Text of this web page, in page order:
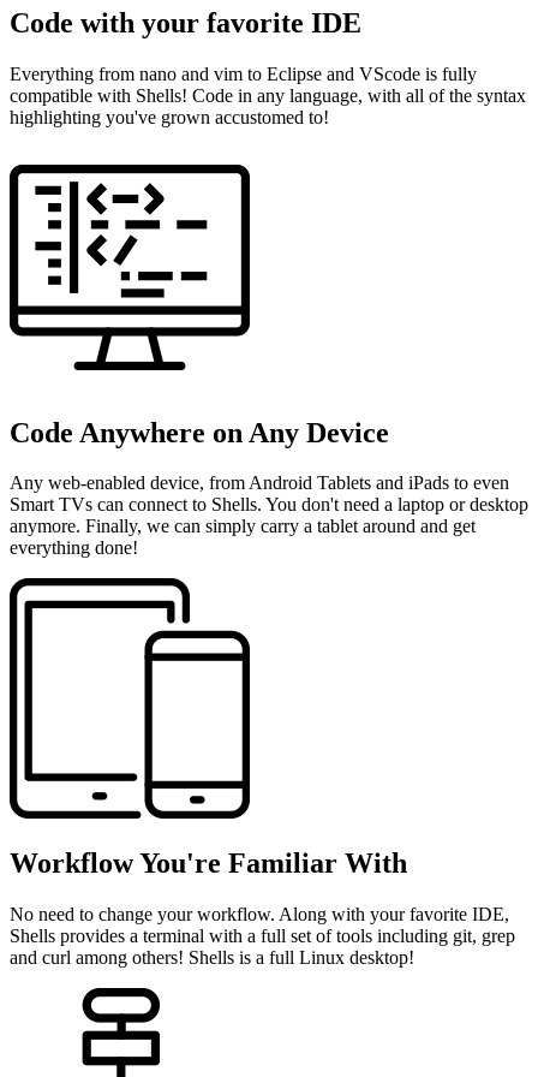
Code with your favorite IDE
Everything from nano and vim to Eclipse and VScode is fully
compatible with Shells! Code in any language, with all of the syntax
highlighting you've grown accustomed to!
Code Anywhere on Any Device
Any web-enabled device, from Android Tablets and iPads to even
Smart TVs can connect to Shells. You don't need a laptop or desktop
anymore. Finally, we can simply carry a tablet around and get
everything done!
Workflow You're Familiar With
No need to change your workflow. Along with your favorite IDE,
Shells provides a terminal with a full set of tools including git, grep
and curl among others! Shells is a full Linux desktop!